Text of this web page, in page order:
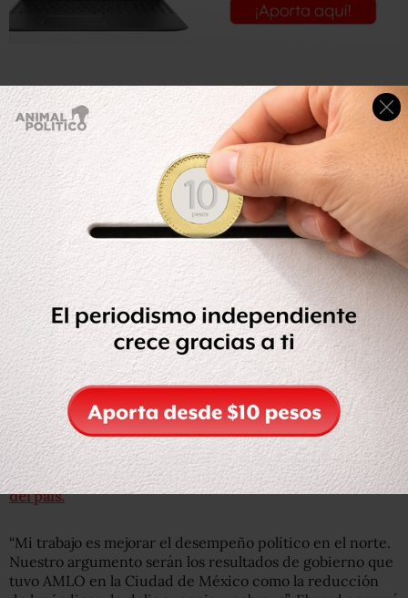
El experredista detalló que de 2015 a 2017 vivió en
Francia y en Estados Unidos, realizando diversas
actividades, entre ellas, formar parte del equipo de
campaña de Hillary Clinton además de ser conferencista.
A finales de diciembre pasado regresó a México para
platicar con el fundador de Morena sobre el proyecto de
2018.
El haber salido de México fue una decisión que tomó al
ver que le habían cerrado las puertas. “Evidentemente
hubo una persecución importante del gobierno federal
en mi contra en ese momento (2015). Claramente más del
entonces secretario de gobernación Miguel Ángel Osorio
Chong. La prueba más contundente fue que ni siquiera
me permitieron ser diputado federal suplente”, recordó.
Marcelo Ebrard fue presentado el pasado 1 de febrero por
el precandidato presidencial Andrés Manuel López
Obrador,como parte de su equipo de trabajo en el que
tendrá el cargo de operador de campaña en la zona norte
del país.
“Mi trabajo es mejorar el desempeño político en el norte.
Nuestro argumento serán los resultados de gobierno que
tuvo AMLO en la Ciudad de México como la reducción